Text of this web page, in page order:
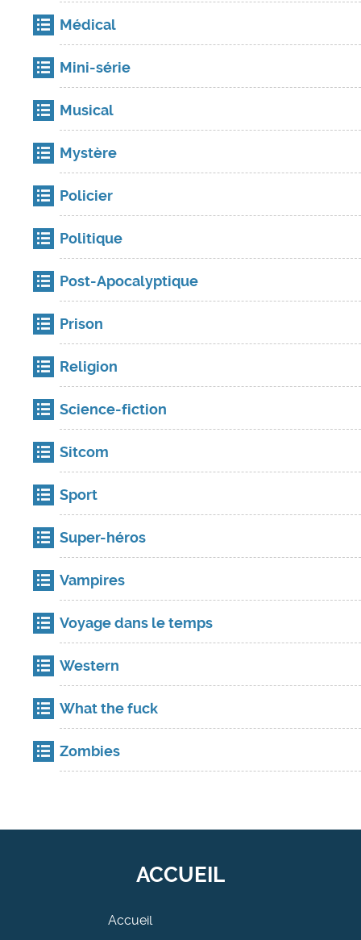
Médical
Mini-série
Musical
Mystère
Policier
Politique
Post-Apocalyptique
Prison
Religion
Science-fiction
Sitcom
Sport
Super-héros
Vampires
Voyage dans le temps
Western
What the fuck
Zombies
ACCUEIL
Accueil